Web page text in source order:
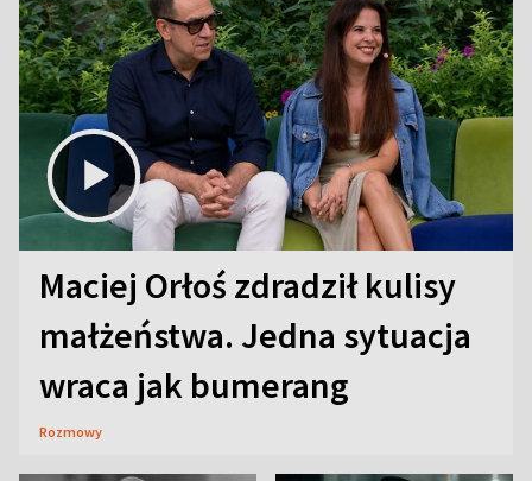
Maciej Orłoś zdradził kulisy
małżeństwa. Jedna sytuacja
wraca jak bumerang
Rozmowy